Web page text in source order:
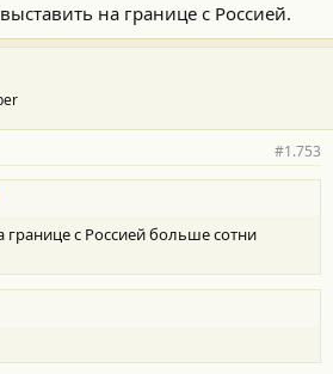
на границе с Россией.
#1.753
границе с Россией больше сотни